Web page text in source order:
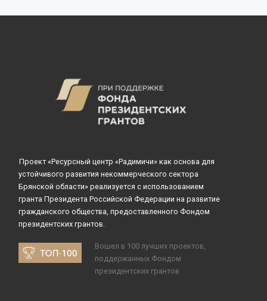
Проект «Ресурсный центр «Радимичи» как основа для
устойчивого развития некоммерческого сектора
Брянской области» реализуется с использованием
гранта Президента Российской Федерации на развитие
гражданского общества, предоставленного Фондом
президентских грантов.
Вошел в 100 лучших проектов,
поддержанных Фондом
президентских грантов